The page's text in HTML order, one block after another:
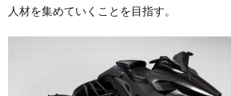
人材を集めていくことを目指す。